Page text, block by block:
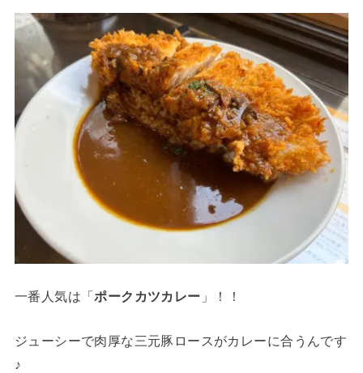
一番人気は「ポークカツカレー 」！！
ジューシーで肉厚な三元豚ロースがカレーに合うんです
♪